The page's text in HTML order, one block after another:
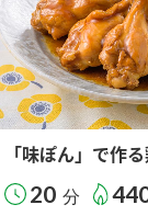
「味ぽん」で作
20 分